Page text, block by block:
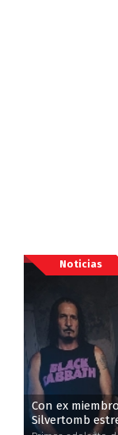
Noticias
Con ex
Silvertomb